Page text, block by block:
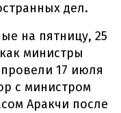
дел.
на пятницу, 25
министры
17 июля
с министром
Аракчи после